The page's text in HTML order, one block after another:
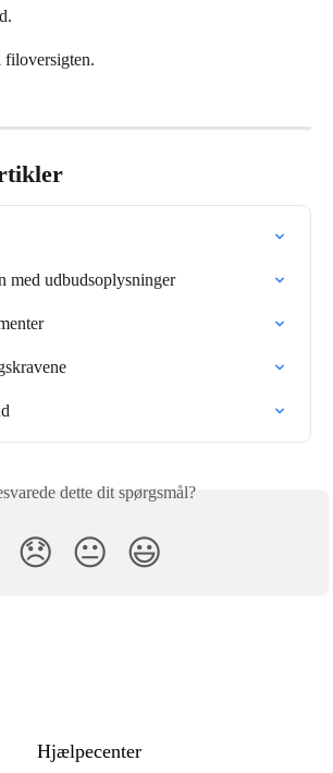
med udbudsoplysninger
dette dit spørgsmål?
😞 😐 😃
Hjælpecenter